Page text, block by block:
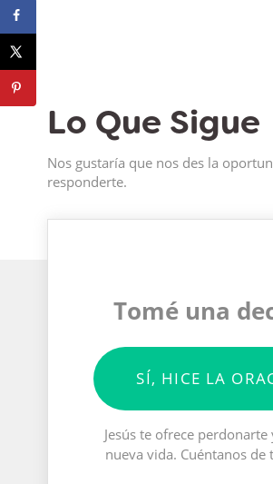
Lo Que Sigue
Nos gustaría que nos des la
responderte.
Tomé una
SÍ, HICE LA
Jesús te ofrece
nueva vida. Cuéntanos de